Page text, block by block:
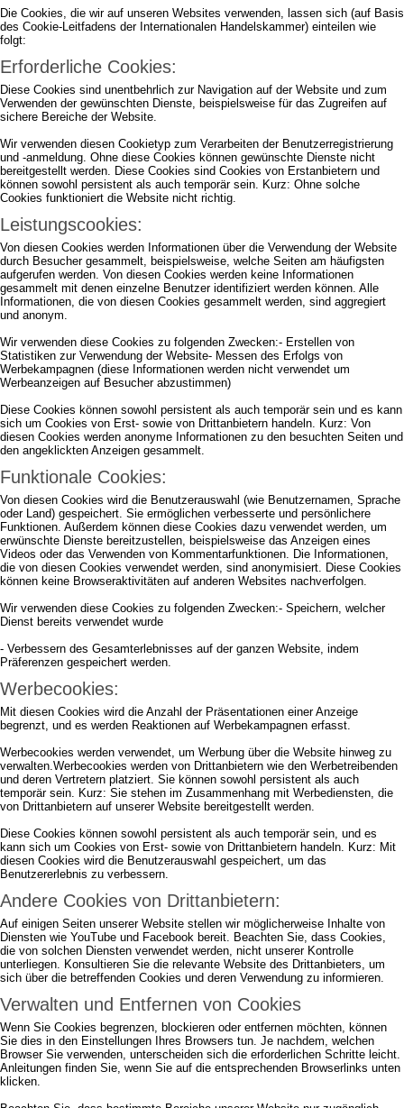
Die Cookies, die wir auf unseren Websites verwenden, lassen sich (auf Basis
des Cookie-Leitfadens der Internationalen Handelskammer) einteilen wie
folgt:
Erforderliche Cookies:
Diese Cookies sind unentbehrlich zur Navigation auf der Website und zum
Verwenden der gewünschten Dienste, beispielsweise für das Zugreifen auf
sichere Bereiche der Website.
Wir verwenden diesen Cookietyp zum Verarbeiten der Benutzerregistrierung
und -anmeldung. Ohne diese Cookies können gewünschte Dienste nicht
bereitgestellt werden. Diese Cookies sind Cookies von Erstanbietern und
können sowohl persistent als auch temporär sein. Kurz: Ohne solche
Cookies funktioniert die Website nicht richtig.
Leistungscookies:
Von diesen Cookies werden Informationen über die Verwendung der Website
durch Besucher gesammelt, beispielsweise, welche Seiten am häufigsten
aufgerufen werden. Von diesen Cookies werden keine Informationen
gesammelt mit denen einzelne Benutzer identifiziert werden können. Alle
Informationen, die von diesen Cookies gesammelt werden, sind aggregiert
und anonym.
Wir verwenden diese Cookies zu folgenden Zwecken:- Erstellen von
Statistiken zur Verwendung der Website- Messen des Erfolgs von
Werbekampagnen (diese Informationen werden nicht verwendet um
Werbeanzeigen auf Besucher abzustimmen)
Diese Cookies können sowohl persistent als auch temporär sein und es kann
sich um Cookies von Erst- sowie von Drittanbietern handeln. Kurz: Von
diesen Cookies werden anonyme Informationen zu den besuchten Seiten und
den angeklickten Anzeigen gesammelt.
Funktionale Cookies:
Von diesen Cookies wird die Benutzerauswahl (wie Benutzernamen, Sprache
oder Land) gespeichert. Sie ermöglichen verbesserte und persönlichere
Funktionen. Außerdem können diese Cookies dazu verwendet werden, um
erwünschte Dienste bereitzustellen, beispielsweise das Anzeigen eines
Videos oder das Verwenden von Kommentarfunktionen. Die Informationen,
die von diesen Cookies verwendet werden, sind anonymisiert. Diese Cookies
können keine Browseraktivitäten auf anderen Websites nachverfolgen.
Wir verwenden diese Cookies zu folgenden Zwecken:- Speichern, welcher
Dienst bereits verwendet wurde
- Verbessern des Gesamterlebnisses auf der ganzen Website, indem
Präferenzen gespeichert werden.
Werbecookies:
Mit diesen Cookies wird die Anzahl der Präsentationen einer Anzeige
begrenzt, und es werden Reaktionen auf Werbekampagnen erfasst.
Werbecookies werden verwendet, um Werbung über die Website hinweg zu
verwalten.Werbecookies werden von Drittanbietern wie den Werbetreibenden
und deren Vertretern platziert. Sie können sowohl persistent als auch
temporär sein. Kurz: Sie stehen im Zusammenhang mit Werbediensten, die
von Drittanbietern auf unserer Website bereitgestellt werden.
Diese Cookies können sowohl persistent als auch temporär sein, und es
kann sich um Cookies von Erst- sowie von Drittanbietern handeln. Kurz: Mit
diesen Cookies wird die Benutzerauswahl gespeichert, um das
Benutzererlebnis zu verbessern.
Andere Cookies von Drittanbietern:
Auf einigen Seiten unserer Website stellen wir möglicherweise Inhalte von
Diensten wie YouTube und Facebook bereit. Beachten Sie, dass Cookies,
die von solchen Diensten verwendet werden, nicht unserer Kontrolle
unterliegen. Konsultieren Sie die relevante Website des Drittanbieters, um
sich über die betreffenden Cookies und deren Verwendung zu informieren.
Verwalten und Entfernen von Cookies
Wenn Sie Cookies begrenzen, blockieren oder entfernen möchten, können
Sie dies in den Einstellungen Ihres Browsers tun. Je nachdem, welchen
Browser Sie verwenden, unterscheiden sich die erforderlichen Schritte leicht.
Anleitungen finden Sie, wenn Sie auf die entsprechenden Browserlinks unten
klicken.